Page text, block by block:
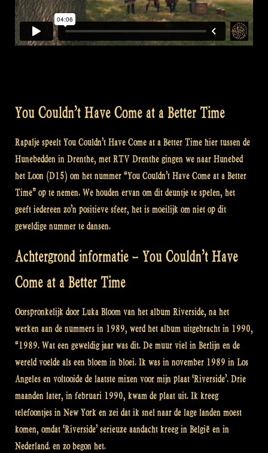
You Couldn’t Have Come at a Better Time
Rapalje speelt You Couldn’t Have Come at a Better Time hier tussen de
Hunebedden in Drenthe, met RTV Drenthe gingen we naar Hunebed
het Loon (D15) om het nummer “You Couldn’t Have Come at a Better
Time” op te nemen. We houden ervan om dit deuntje te spelen, het
geeft iedereen zo’n positieve sfeer, het is moeilijk om niet op dit
geweldige nummer te dansen.
Achtergrond informatie – You Couldn’t Have
Come at a Better Time
Oorspronkelijk door Luka Bloom van het album Riverside, na het
werken aan de nummers in 1989, werd het album uitgebracht in 1990,
“1989. Wat een geweldig jaar was dit. De muur viel in Berlijn en de
wereld voelde als een bloem in bloei. Ik was in november 1989 in Los
Angeles en voltooide de laatste mixen voor mijn plaat ‘Riverside’. Drie
maanden later, in februari 1990, kwam de plaat uit. Ik kreeg
telefoontjes in New York en zei dat ik snel naar de lage landen moest
komen, omdat ‘Riverside’ serieuze aandacht kreeg in België en in
Nederland. en zo begon het.